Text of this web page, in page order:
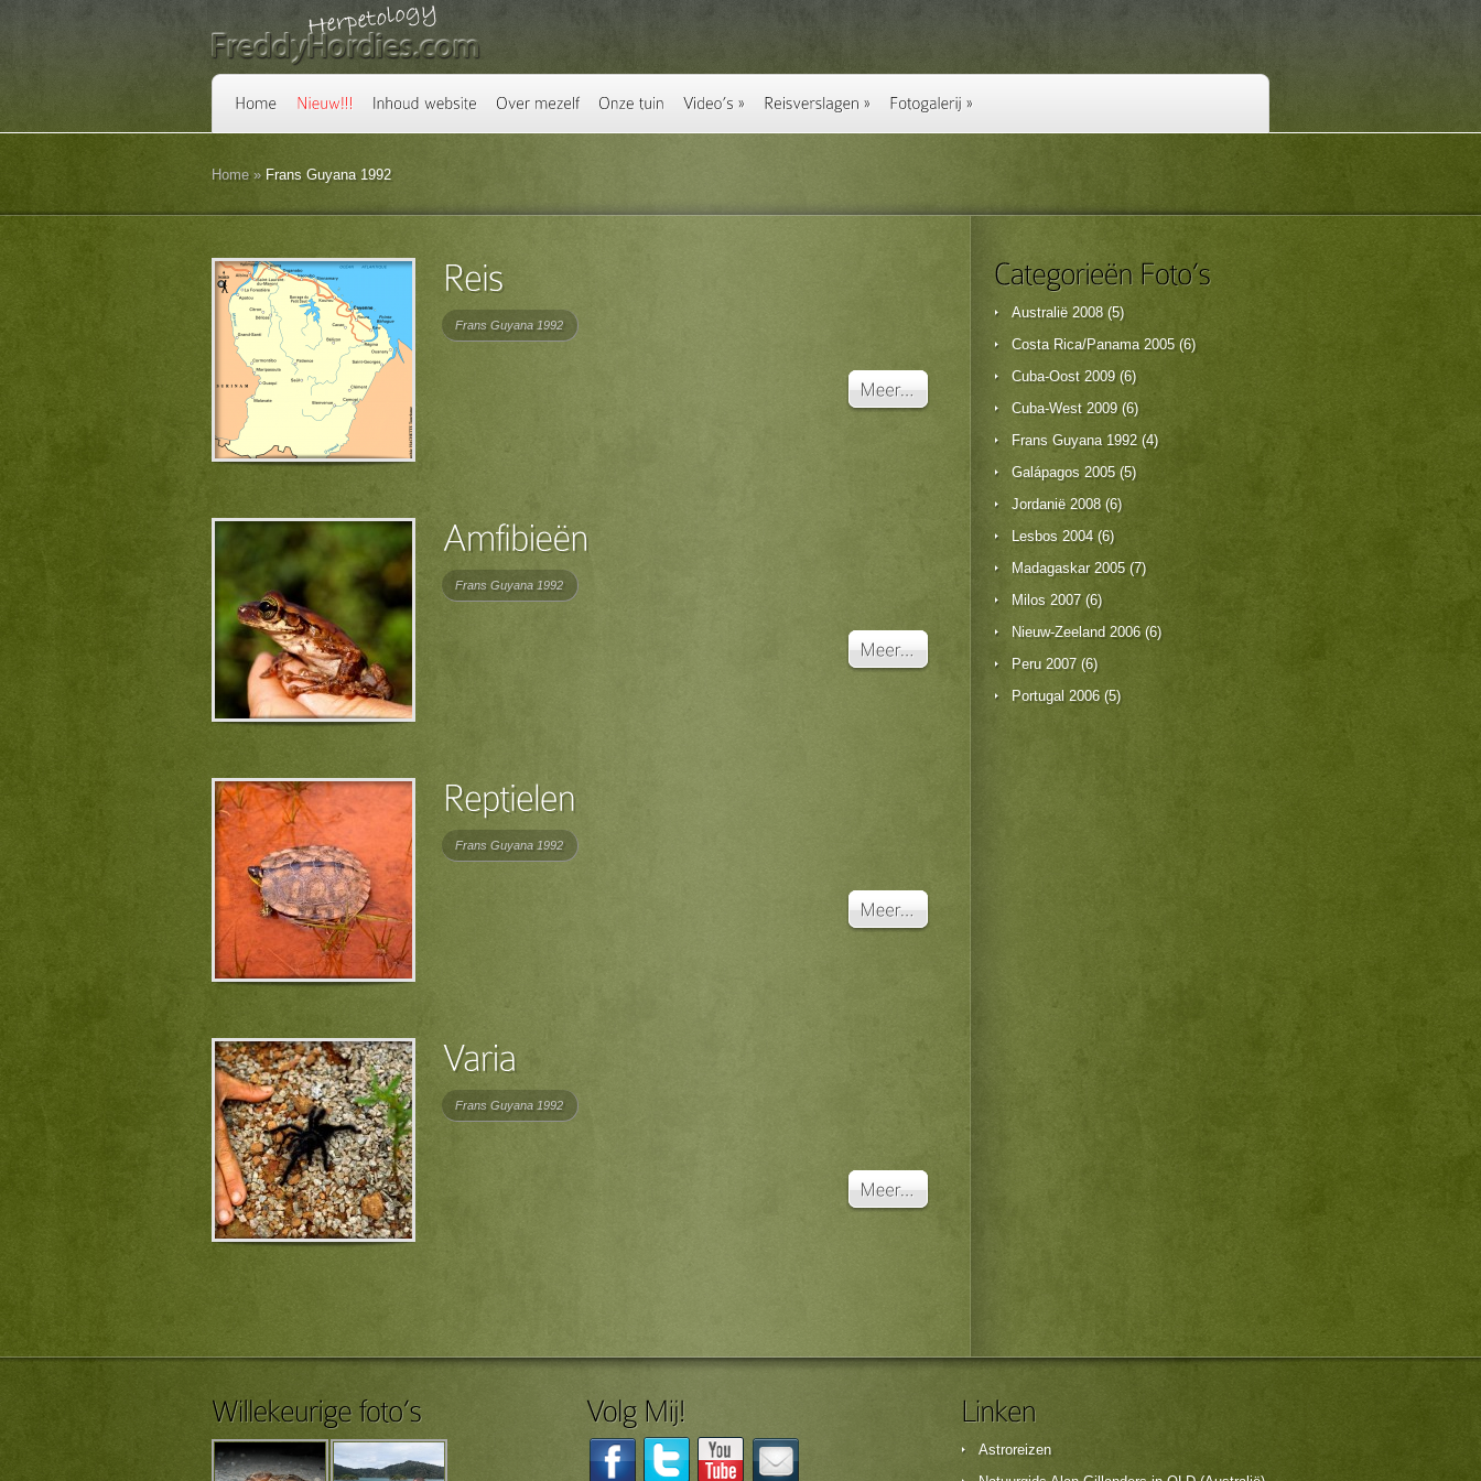
Home » Frans Guyana 1992
Frans Guyana 1992
Frans Guyana 1992
Frans Guyana 1992
Frans Guyana 1992
Australië 2008(5)
Costa Rica/Panama 2005(6)
Cuba-Oost 2009 (6)
Cuba-West 2009(6)
Frans Guyana 1992(4)
Galápagos 2005 (5)
Jordanië 2008 (6)
Lesbos 2004(6)
Madagaskar 2005(7)
Milos 2007(6)
Nieuw-Zeeland 2006 (6)
Peru 2007(6)
Portugal 2006 (5)
Astroreizen